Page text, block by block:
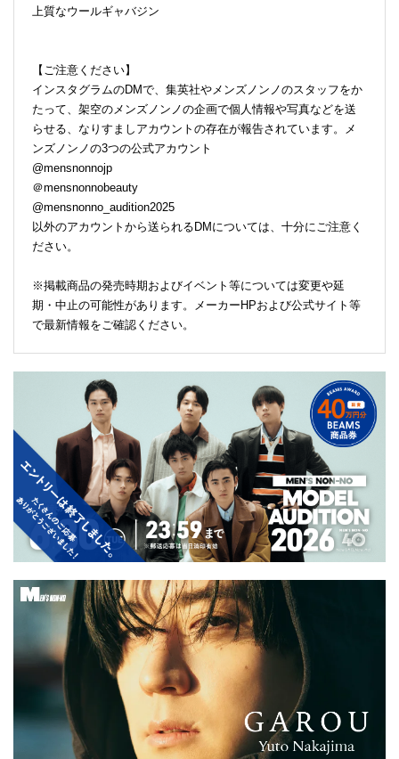
上質なウールギャバジン
【ご注意ください】
インスタグラムのDMで、集英社やメンズノンノのスタッフをか
たって、架空のメンズノンノの企画で個人情報や写真などを送
らせる、なりすましアカウントの存在が報告されています。メ
ンズノンノの3つの公式アカウント
@mensnonnojp
＠mensnonnobeauty
@mensnonno_audition2025
以外のアカウントから送られるDMについては、十分にご注意く
ださい。
※掲載商品の発売時期およびイベント等については変更や延
期・中止の可能性があります。メーカーHPおよび公式サイト等
で最新情報をご確認ください。